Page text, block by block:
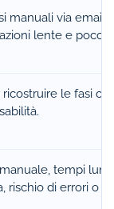
manuali via email
lente e poco
ricostruire le fasi o
tempi
rischio di errori o